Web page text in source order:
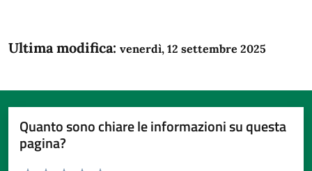
Ultima modifica: venerdì, 12 settembre 2025
Quanto sono chiare le informazioni su questa
pagina?